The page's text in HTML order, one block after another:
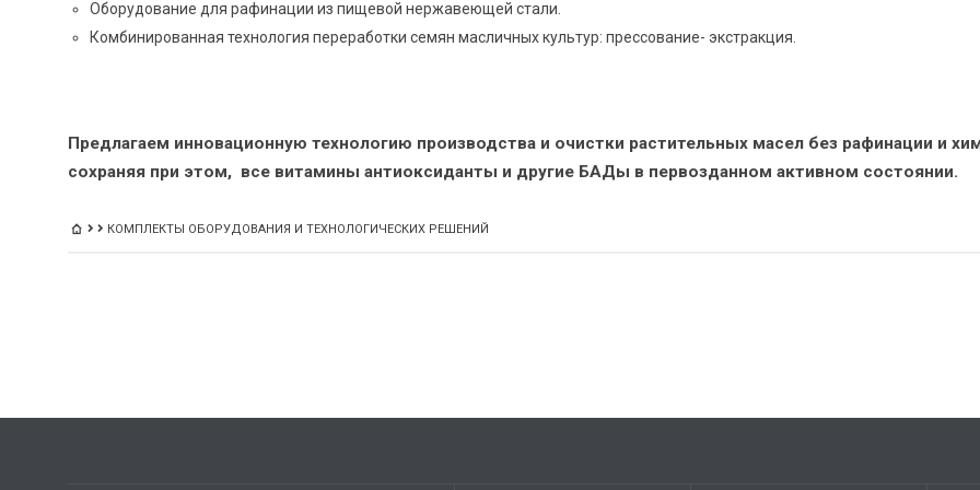
Оборудование для рафинации из пищевой нержавеющей стали.
Комбинированная технология переработки семян масличных культур: прессование- экстракция.
Предлагаем инновационную технологию производства и очистки растительных масел без рафинации и
сохраняя при этом, все витамины антиоксиданты и другие БАДы в первозданном активном состоянии.
КОМПЛЕКТЫ ОБОРУДОВАНИЯ И ТЕХНОЛОГИЧЕСКИХ РЕШЕНИЙ